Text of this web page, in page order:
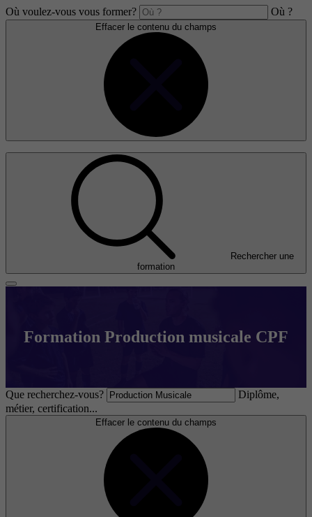
Où voulez-vous vous former? Où ?
Effacer le contenu du champs
Rechercher une
formation
Formation Production musicale CPF
Que recherchez-vous?
Diplôme,
métier, certification...
Effacer le contenu du champs